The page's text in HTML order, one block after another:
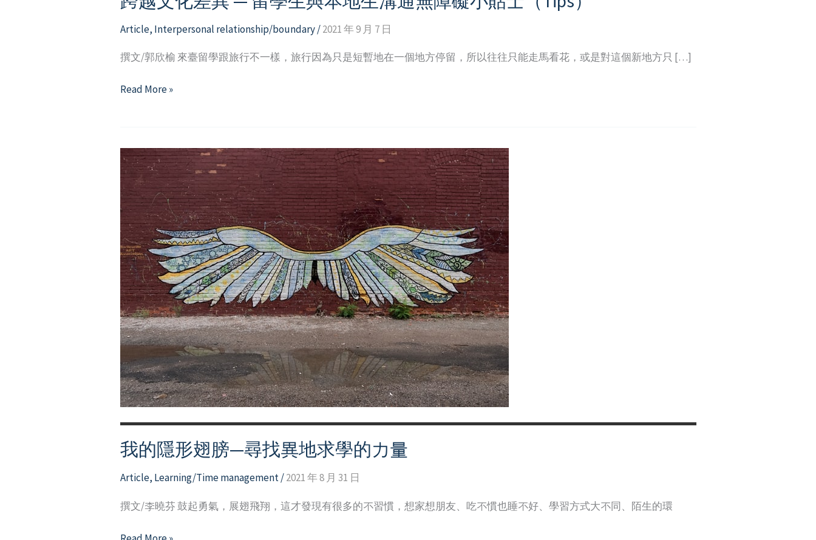
Article, Interpersonal relationship/boundary/2021 年 9 月 7 日
撰文/郭欣榆 來臺留學跟旅行不一樣，旅行因為只是短暫地在一個地方停留，所以往往只能走馬看花，或是對這個新地方只 […]
跨
差
異
—
留
學
生
與
本
地
生
溝
通
無
障
礙
小
貼
士
（Tips）
Read More »
我的隱形翅膀—尋找異地求學的力量
Article, Learning/Time management/2021 年 8 月 31 日
撰文/李曉芬 鼓起勇氣，展翅飛翔，這才發現有很多的不習慣，想家想朋友、吃不慣也睡不好、學習方式大不同、陌生的環